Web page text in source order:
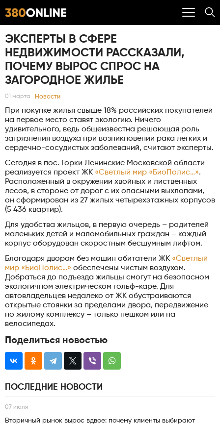
ЭКСПЕРТЫ В СФЕРЕ
НЕДВИЖИМОСТИ РАССКАЗАЛИ,
ПОЧЕМУ ВЫРОС СПРОС НА
ЗАГОРОДНОЕ ЖИЛЬЕ
01 марта Новости
При покупке жилья свыше 18% российских покупателей
на первое место ставят экологию. Ничего
удивительного, ведь общеизвестна решающая роль
загрязнения воздуха при возникновении рака легких и
сердечно-сосудистых заболеваний, считают эксперты.
Сегодня в пос. Горки Ленинские Московской области
реализуется проект ЖК «Светлый мир «БиоПолис…».
Расположенный в окружении хвойных и лиственных
лесов, в стороне от дорог с их опасными выхлопами,
он сформирован из 27 жилых четырехэтажных корпусов
(5 436 квартир).
Для удобства жильцов, в первую очередь – родителей
маленьких детей и маломобильных граждан – каждый
корпус оборудован скоростным бесшумным лифтом.
Благодаря дворам без машин обитатели ЖК «Светлый
мир «БиоПолис…» обеспечены чистым воздухом.
Добраться до подъезда жильцы смогут на безопасном
экологичном электрическом гольф-каре. Для
автовладельцев недалеко от ЖК обустраиваются
открытые стоянки за пределами двора, передвижение
по жилому комплексу – только пешком или на
велосипедах.
Поделиться новостью
ПОСЛЕДНИЕ НОВОСТИ
07 июля
Вторичный рынок вырос вдвое: почему клиенты выбирают